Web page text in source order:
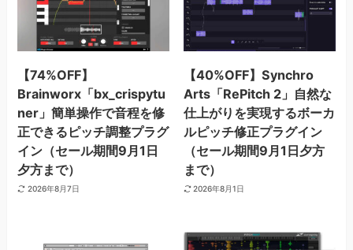
【74%OFF】
Brainworx「bx_crispytu
ner」簡単操作で音程を修
正できるピッチ調整プラグ
イン（セール期間9月1日
夕方まで）
2026年8月7日
【40%OFF】Synchro
Arts「RePitch 2」自然な
仕上がりを実現するボーカ
ルピッチ修正プラグイン
（セール期間9月1日夕方
まで）
2026年8月1日